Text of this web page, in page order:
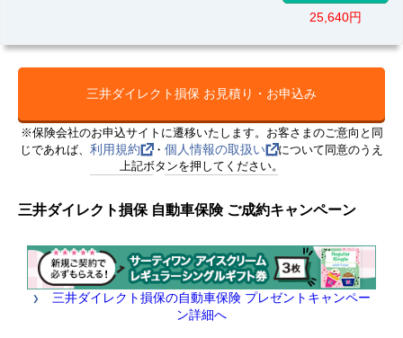
25,640円
三井ダイレクト損保 お見積り・お申込み
※保険会社のお申込サイトに遷移いたします。お客さまのご意向と同
じであれば、 利用規約 ・ 個人情報の取扱い
について同意のうえ
上記ボタンを押してください。
三井ダイレクト損保 自動車保険 ご成約キャンペーン
三井ダイレクト損保の自動車保険 プレゼントキャンペー
ン詳細へ